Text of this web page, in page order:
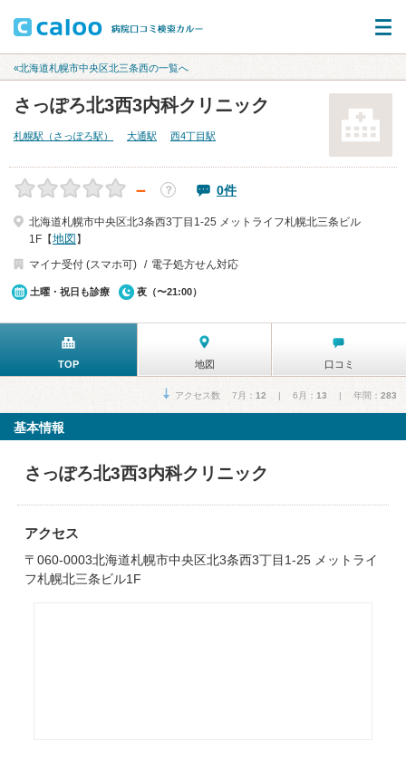
«北海道札幌市中央区北三条西の一覧へ
さっぽろ北3西3内科クリニック
札幌駅（さっぽろ駅） 大通駅 西4丁目駅
－ ？ 0件
北海道札幌市中央区北3条西3丁目1-25 メットライフ札幌北三条ビル
1F【地図 】
マイナ受付 (スマホ可)
電子処方せん対応
土曜・祝日も診療 夜（〜21:00）
TOP 地図 口コミ
アクセス数 7月： 12 | 6月： 13 | 年間： 283
基本情報
さっぽろ北3西3内科クリニック
アクセス
〒060-0003北海道札幌市中央区北3条西3丁目1-25 メットライ
フ札幌北三条ビル1F